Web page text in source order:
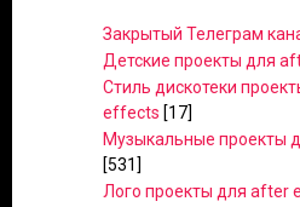
Закрытый Телеграм
Детские проекты для
Стиль дискотеки
effects [17]
Музыкальные проекты
[531]
Лого проекты для after